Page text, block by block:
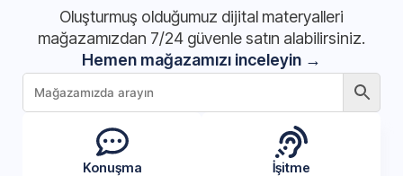
Oluşturmuş olduğumuz dijital materyalleri
mağazamızdan 7/24 güvenle satın alabilirsiniz.
Hemen mağazamızı inceleyin →
Konuşma
İşitme